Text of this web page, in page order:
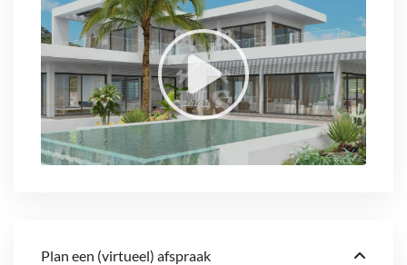
Plan een (virtueel) afspraak